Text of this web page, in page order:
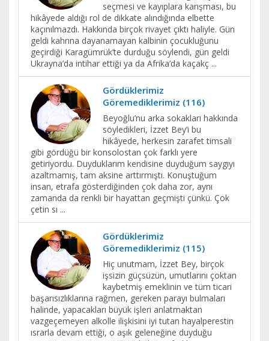
seçmesi ve kayıplara karışması, bu
hikâyede aldığı rol de dikkate alındığında elbette
kaçınılmazdı. Hakkında birçok rivayet çıktı haliyle. Gün
geldi kahrına dayanamayan kalbinin çocukluğunu
geçirdiği Karagümrük’te durduğu söylendi, gün geldi
Ukrayna’da intihar ettiği ya da Afrika’da kaçakç ...
Gördüklerimiz
Göremediklerimiz (116)
Beyoğlu’nu arka sokakları hakkında
söyledikleri, İzzet Bey’i bu
hikâyede, herkesin zarafet timsali
gibi gördüğü bir konsolostan çok farklı yere
getiriyordu. Duyduklarım kendisine duyduğum saygıyı
azaltmamış, tam aksine arttırmıştı. Konuştuğum
insan, etrafa gösterdiğinden çok daha zor, aynı
zamanda da renkli bir hayattan geçmişti çünkü. Çok
çetin sı ...
Gördüklerimiz
Göremediklerimiz (115)
Hiç unutmam, İzzet Bey, birçok
işsizin güçsüzün, umutlarını çoktan
kaybetmiş emeklinin ve tüm ticari
başarısızlıklarına rağmen, gereken parayı bulmaları
halinde, yapacakları büyük işleri anlatmaktan
vazgeçemeyen alkolle ilişkisini iyi tutan hayalperestin
ısrarla devam ettiği, o aşık geleneğine duyduğu